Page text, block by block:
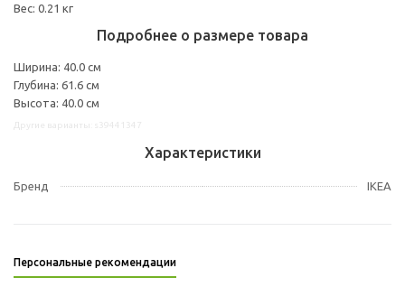
Вес: 0.21 кг
Подробнее о размере товара
Ширина: 40.0 см
Глубина: 61.6 см
Высота: 40.0 см
Характеристики
Бренд IKEA
Персональные рекомендации